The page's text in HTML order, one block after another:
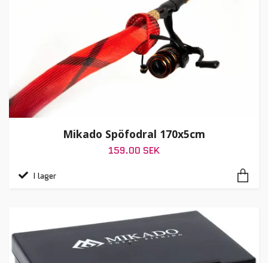
Mikado Spöfodral 170x5cm
159.00 SEK
I lager